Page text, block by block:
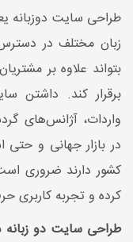
طراحی سایت دوزبانه
زبان مختلف در
بتواند علاوه بر
برقرار کند. داشتن
واردات، آژانس‌های
در بازار جهانی و
کشور دارند ضروری
کرده و تجربه کاربری
طراحی سایت دو زبانه